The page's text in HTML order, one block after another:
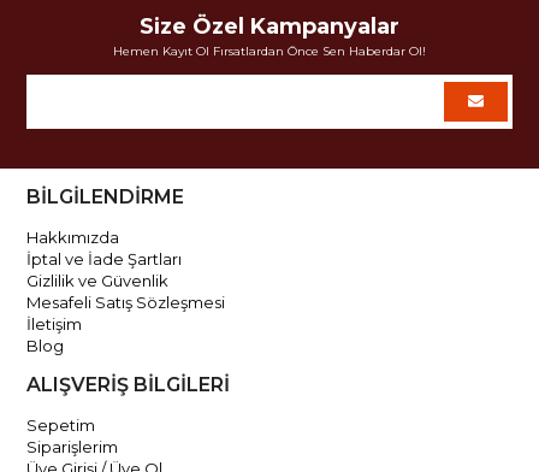
Size Özel Kampanyalar
Hemen Kayıt Ol Fırsatlardan Önce Sen Haberdar Ol!
BİLGİLENDİRME
Hakkımızda
İptal ve İade Şartları
Gizlilik ve Güvenlik
Mesafeli Satış Sözleşmesi
İletişim
Blog
ALIŞVERİŞ BİLGİLERİ
Sepetim
Siparişlerim
Üye Girişi / Üye Ol